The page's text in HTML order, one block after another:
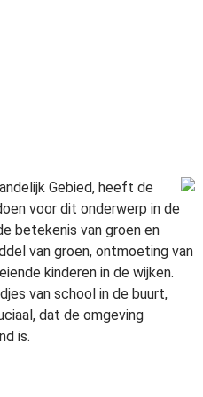
Gebied, heeft de
voor dit onderwerp in de
betekenis van groen en
van groen, ontmoeting van
kinderen in de wijken.
van school in de buurt,
dat de omgeving
is.